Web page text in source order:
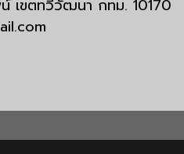
เขตทวีวัฒนา กทม. 10170